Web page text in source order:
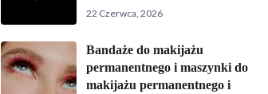
22 Czerwca, 2026
Bandaże do makijażu
permanentnego i maszynki do
makijażu permanentnego i